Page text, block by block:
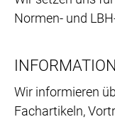
Normen- und
Wir informieren
Fachartikeln,